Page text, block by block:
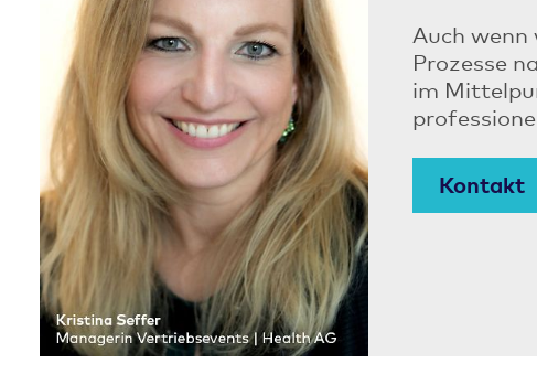
Auch
Prozesse
im
Kontakt